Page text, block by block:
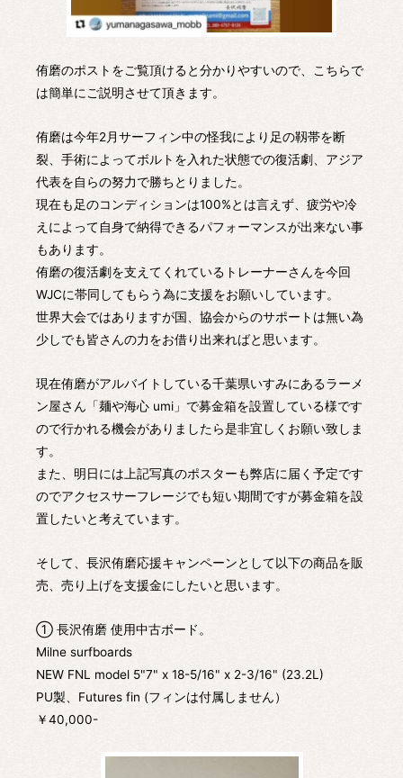
侑磨のポストをご覧頂けると分かりやすいので、こちらで
は簡単にご説明させて頂きます。
侑磨は今年2月サーフィン中の怪我により足の靱帯を断
裂、手術によってボルトを入れた状態での復活劇、アジア
代表を自らの努力で勝ちとりました。
現在も足のコンディションは100%とは言えず、疲労や冷
えによって自身で納得できるパフォーマンスが出来ない事
もあります。
侑磨の復活劇を支えてくれているトレーナーさんを今回
WJCに帯同してもらう為に支援をお願いしています。
世界大会ではありますが国、協会からのサポートは無い為
少しでも皆さんの力をお借り出来ればと思います。
現在侑磨がアルバイトしている千葉県いすみにあるラーメ
ン屋さん「麺や海心 umi」で募金箱を設置している様です
ので行かれる機会がありましたら是非宜しくお願い致しま
す。
また、明日には上記写真のポスターも弊店に届く予定です
のでアクセスサーフレージでも短い期間ですが募金箱を設
置したいと考えています。
そして、長沢侑磨応援キャンペーンとして以下の商品を販
売、売り上げを支援金にしたいと思います。
① 長沢侑磨 使用中古ボード。
Milne surfboards
NEW FNL model 5"7" x 18-5/16" x 2-3/16" (23.2L)
PU製、Futures fin (フィンは付属しません）
￥40,000-